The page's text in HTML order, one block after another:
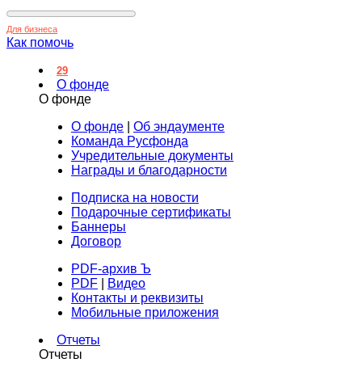
Для бизнеса
Как помочь
29
О фонде
О фонде
О фонде
Об эндаументе
Команда Русфонда
Учредительные документы
Награды и благодарности
Подписка на новости
Подарочные сертификаты
Баннеры
Договор
PDF-архив Ъ
PDF
Видео
Контакты и реквизиты
Мобильные приложения
Отчеты
Отчеты